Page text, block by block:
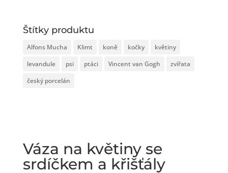
Štítky produktu
Alfons Mucha Klimt koně kočky
květiny
levandule
psi ptáci Vincent van Gogh
zvířata
český porcelán
Váza na květiny se
srdíčkem a křišťály